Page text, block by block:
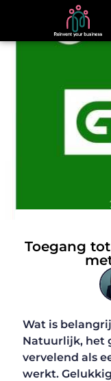
Toegang
Wat is
Natuurlijk, het
vervelend als
werkt.